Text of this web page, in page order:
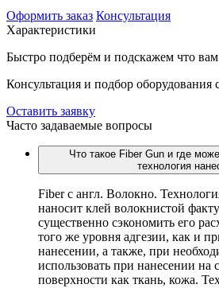
Оформить заказ Консультация
Характеристики
Быстро подберём и подскажем что
Консультация и подбор оборудования
Оставить заявку
Часто задаваемые вопросы
Что такое Fiber Gun и где
технология
Fiber c англ. Волокно.
наносит клей волокнистой
существенно сэкономить его
того же уровня адгезии, как и
нанесении, а также, при
использовать при нанесении на
поверхности как ткань, кожа.